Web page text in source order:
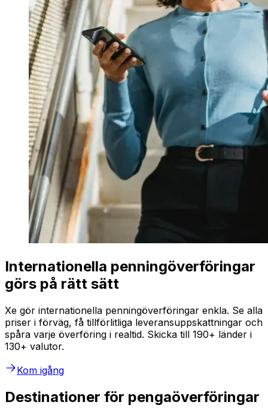
Internationella penningöverföringar
görs på rätt sätt
Xe gör internationella penningöverföringar enkla. Se alla
priser i förväg, få tillförlitliga leveransuppskattningar och
spåra varje överföring i realtid. Skicka till 190+ länder i
130+ valutor.
Kom igång
Destinationer för pengaöverföringar